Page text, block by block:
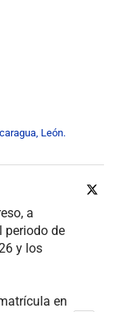
León.
a
periodo de
y los
en